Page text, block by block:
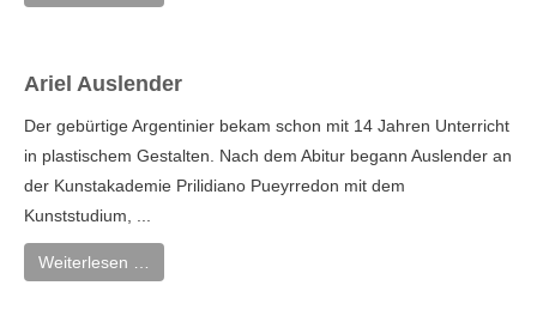
Ariel Auslender
Der gebürtige Argentinier bekam schon mit 14 Jahren Unterricht
in plastischem Gestalten. Nach dem Abitur begann Auslender an
der Kunstakademie Prilidiano Pueyrredon mit dem
Kunststudium, ...
Weiterlesen …